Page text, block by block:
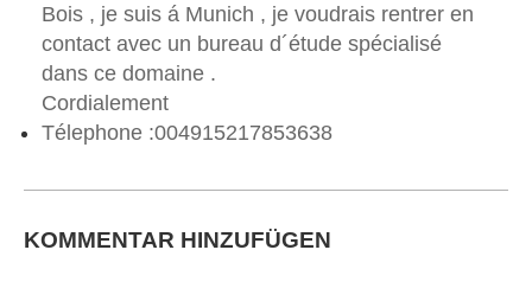
Bois , je suis á Munich , je voudrais rentrer en
contact avec un bureau d´étude spécialisé
dans ce domaine .
Cordialement
Télephone :004915217853638
KOMMENTAR HINZUFÜGEN